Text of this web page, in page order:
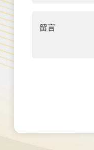
留言